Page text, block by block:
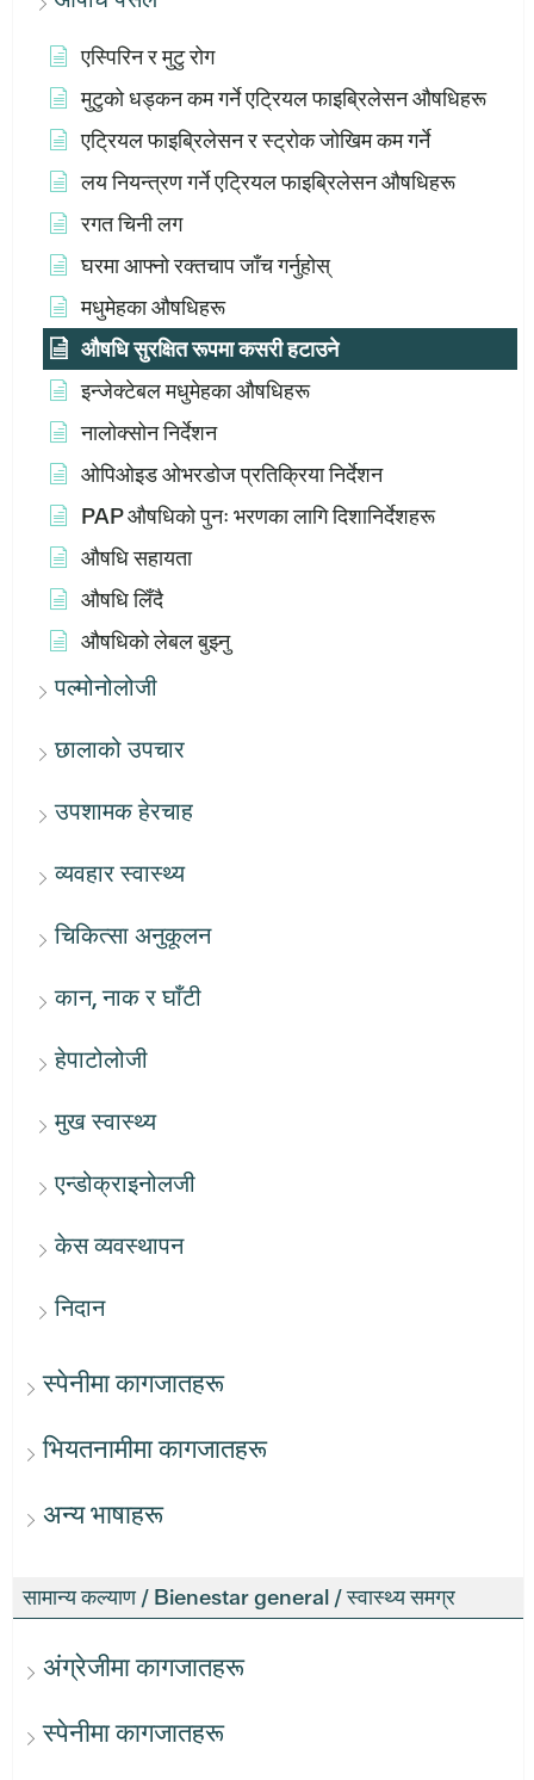
एस्पिरिन र मुटु रोग
मुटुको धड्कन कम गर्ने एट्रियल फाइब्रिलेसन औषधिहरू
एट्रियल फाइब्रिलेसन र स्ट्रोक जोखिम कम गर्ने
लय नियन्त्रण गर्ने एट्रियल फाइब्रिलेसन औषधिहरू
रगत चिनी लग
घरमा आफ्नो रक्तचाप जाँच गर्नुहोस्
मधुमेहका औषधिहरू
औषधि सुरक्षित रूपमा कसरी हटाउने
इन्जेक्टेबल मधुमेहका औषधिहरू
नालोक्सोन निर्देशन
ओपिओइड ओभरडोज प्रतिक्रिया निर्देशन
PAP औषधिको पुनः भरणका लागि दिशानिर्देशहरू
औषधि सहायता
औषधि लिँदै
औषधिको लेबल बुझ्नु
पल्मोनोलोजी
छालाको उपचार
उपशामक हेरचाह
व्यवहार स्वास्थ्य
चिकित्सा अनुकूलन
कान, नाक र घाँटी
हेपाटोलोजी
मुख स्वास्थ्य
एन्डोक्राइनोलजी
केस व्यवस्थापन
निदान
स्पेनीमा कागजातहरू
भियतनामीमा कागजातहरू
अन्य भाषाहरू
सामान्य कल्याण / Bienestar general / स्वास्थ्य समग्र
अंग्रेजीमा कागजातहरू
स्पेनीमा कागजातहरू